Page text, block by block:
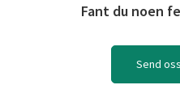
Fant du noen
Send